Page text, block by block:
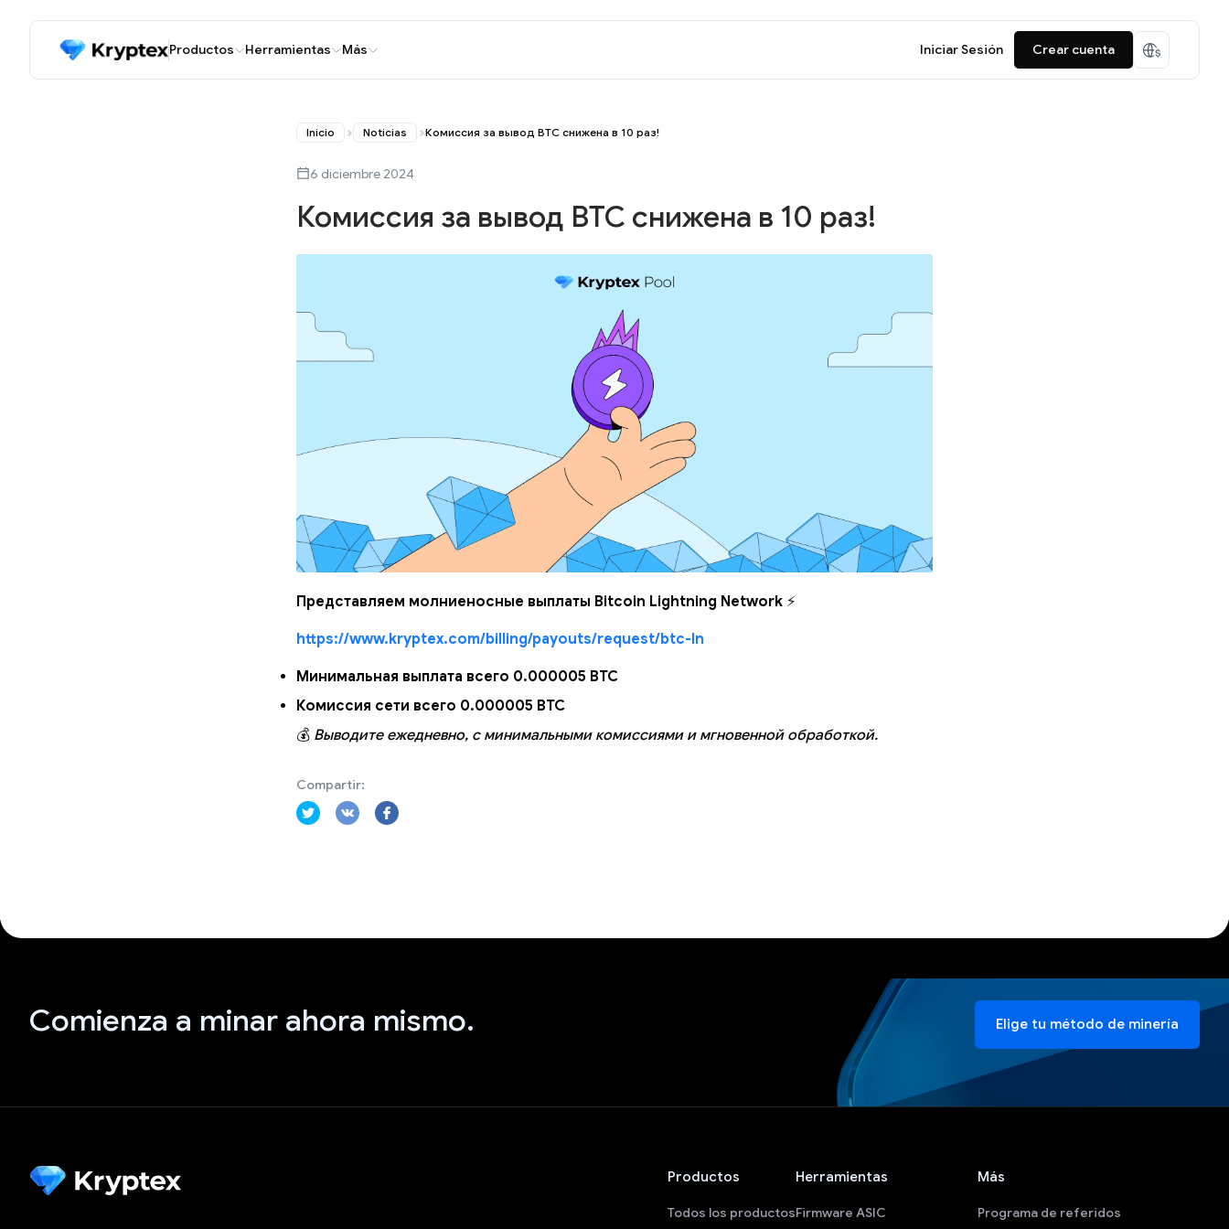
Productos Herramientas Más Iniciar Sesión Crear cuenta
Inicio Noticias Комиссия за вывод BTC снижена в 10 раз!
6 diciembre 2024
Комиссия за вывод BTC снижена в 10 раз!
Представляем молниеносные выплаты Bitcoin Lightning Network ⚡
https://www.kryptex.com/billing/payouts/request/btc-ln
Минимальная выплата всего 0.000005 BTC
Комиссия сети всего 0.000005 BTC
💰 Выводите ежедневно, с минимальными комиссиями и мгновенной обработкой.
Compartir:
Comienza a minar ahora mismo. Elige tu método de minería
Productos
Todos los productos
Herramientas
Firmware ASIC
Más
Programa de referidos